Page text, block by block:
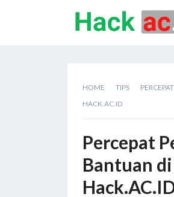
HOME TIPS
HACK.AC.ID
Percepat
Bantuan